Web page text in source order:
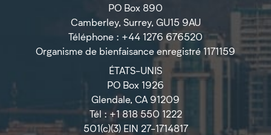
PO Box 890
Camberley, Surrey, GU15 9AU
Téléphone : +44 1276 676520
Organisme de bienfaisance enregistré 1171159
ÉTATS-UNIS
PO Box 1926
Glendale, CA 91209
Tél : +1 818 550 1222
501(c)(3) EIN 27-1714817